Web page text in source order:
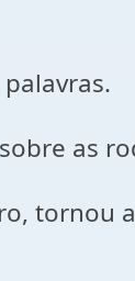
as
tornou